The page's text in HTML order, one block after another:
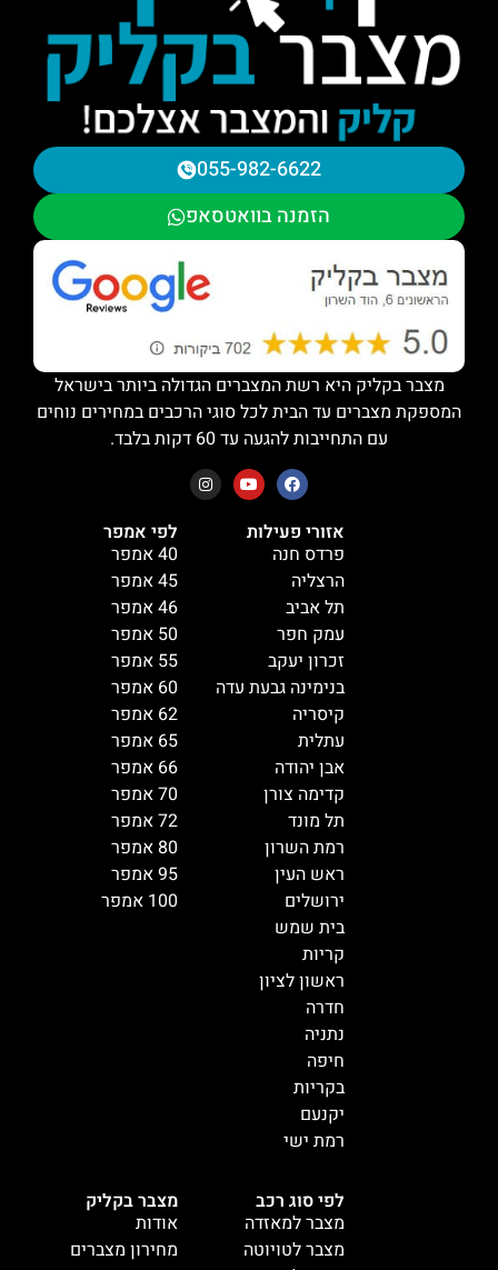
מצבר בקליק
אודות
מחירון מצברים
לפי סוג רכב
מצבר למאזדה
מצבר לטויוטה
לפי אמפר
40 אמפר
45 אמפר
46 אמפר
50 אמפר
55 אמפר
60 אמפר
62 אמפר
65 אמפר
66 אמפר
70 אמפר
72 אמפר
80 אמפר
95 אמפר
100 אמפר
אזורי פעילות
פרדס חנה
הרצליה
תל אביב
עמק חפר
זכרון יעקב
בנימינה גבעת עדה
קיסריה
עתלית
אבן יהודה
קדימה צורן
תל מונד
רמת השרון
ראש העין
ירושלים
בית שמש
קריות
ראשון לציון
חדרה
נתניה
חיפה
בקריות
יקנעם
רמת ישי
055-982-6622
הזמנה בוואטסאפ
מצבר בקליק היא רשת המצברים הגדולה ביותר בישראל
המספקת מצברים עד הבית לכל סוגי הרכבים במחירים נוחים
עם התחייבות להגעה עד 60 דקות בלבד.